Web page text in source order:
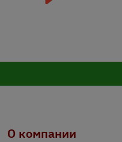
О компании